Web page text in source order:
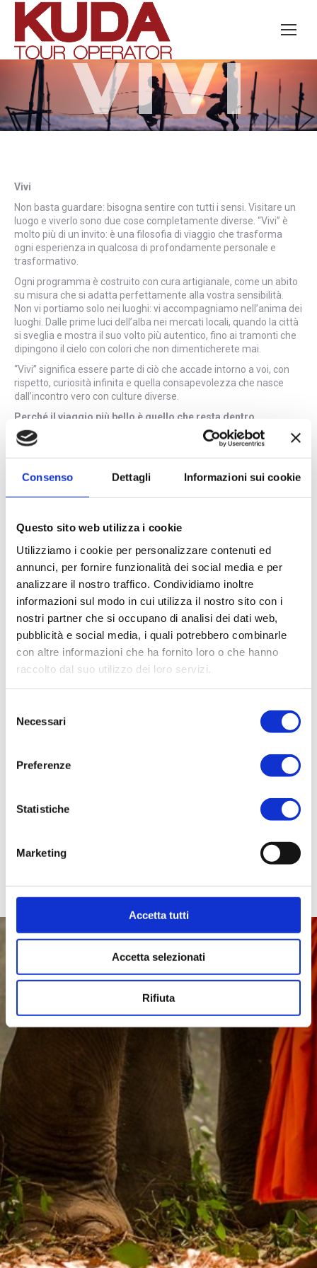
Consenso Dettagli Informazioni sui cookie
Questo sito web utilizza i cookie
Utilizziamo i cookie per personalizzare contenuti ed
annunci, per fornire funzionalità dei social media e per
analizzare il nostro traffico. Condividiamo inoltre
informazioni sul modo in cui utilizza il nostro sito con i
nostri partner che si occupano di analisi dei dati web,
pubblicità e social media, i quali potrebbero combinarle
con altre informazioni che ha fornito loro o che hanno
raccolto dal suo utilizzo dei loro servizi.
delNecessari
Preferenze
Statistiche
Marketing
Accetta tutti
Accetta selezionati
Rifiuta
Search:
VIVI
Vivi
Non basta guardare: bisogna sentire con tutti i sensi. Visitare un
luogo e viverlo sono due cose completamente diverse. “Vivi” è
molto più di un invito: è una filosofia di viaggio che trasforma
ogni esperienza in qualcosa di profondamente personale e
trasformativo.
Ogni programma è costruito con cura artigianale, come un abito
su misura che si adatta perfettamente alla vostra sensibilità.
Non vi portiamo solo nei luoghi: vi accompagniamo nell’anima dei
luoghi. Dalle prime luci dell’alba nei mercati locali, quando la città
si sveglia e mostra il suo volto più autentico, fino ai tramonti che
dipingono il cielo con colori che non dimenticherete mai.
“Vivi” significa essere parte di ciò che accade intorno a voi, con
rispetto, curiosità infinita e quella consapevolezza che nasce
dall’incontro vero con culture diverse.
Perché il viaggio più bello è quello che resta dentro.